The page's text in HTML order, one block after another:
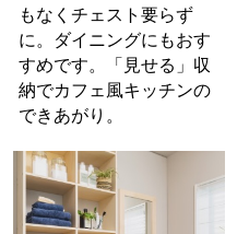
もなくチェスト要らず
に。ダイニングにもおす
すめです。「見せる」収
納でカフェ風キッチンの
できあがり。